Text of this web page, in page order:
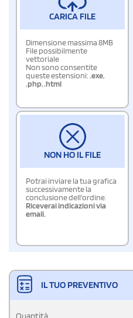
CARICA FILE
Dimensione massima 8MB
File possibilmente
vettoriale
Non sono consentite
queste estensioni:.exe,
.php,.html
NON HO IL FILE
Potrai inviare la tua grafica
successivamente la
conclusione dell'ordine.
Riceverai indicazioni via
email.
IL TUO PREVENTIVO